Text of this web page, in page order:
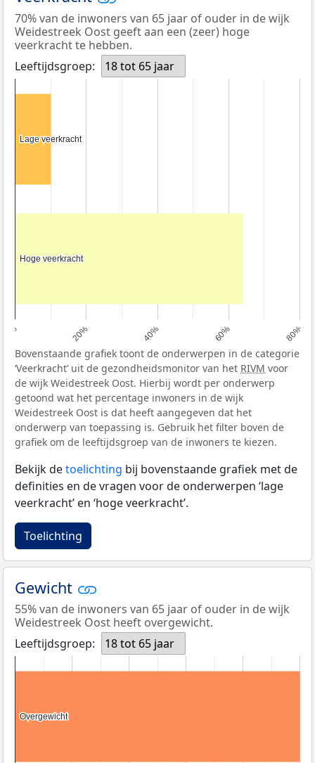
70% van de inwoners van 65 jaar of ouder in de wijk
Weidestreek Oost geeft aan een (zeer) hoge
veerkracht te hebben.
Leeftijdsgroep:
18 tot 65 jaar
0% 20% 40% 60% 80%
Lage veerkracht
Lage veerkracht
Hoge veerkracht
Hoge veerkracht
Bovenstaande grafiek toont de onderwerpen in de categorie
‘Veerkracht’ uit de gezondheidsmonitor van het RIVM voor
de wijk Weidestreek Oost. Hierbij wordt per onderwerp
getoond wat het percentage inwoners in de wijk
Weidestreek Oost is dat heeft aangegeven dat het
onderwerp van toepassing is. Gebruik het filter boven de
grafiek om de leeftijdsgroep van de inwoners te kiezen.
Bekijk detoelichting bij bovenstaande grafiek met de
definities en de vragen voor de onderwerpen ‘lage
veerkracht’ en ‘hoge veerkracht’.
Toelichting
Gewicht
55% van de inwoners van 65 jaar of ouder in de wijk
Weidestreek Oost heeft overgewicht.
Leeftijdsgroep:
18 tot 65 jaar
Overgewicht
Overgewicht